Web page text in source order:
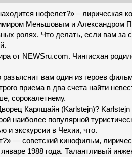
нофелет?» – лирическая
Меньшовым и Александром
ролях. Что делать, если вам за
от NEWSru.com. Чингисхан
разъяснит вам один из героев
приема в два счета найти
сорокалетнему.
Карлщайн (Karlstejn)?
наиболее популярной
и экскурсии в Чехии, что.
— советский кинофильм,
1988 года. Талантливый